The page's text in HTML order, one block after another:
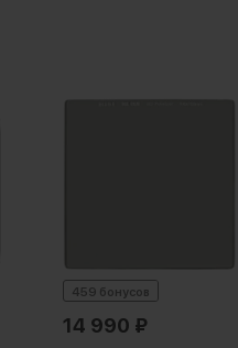
459 бонусов
14 990 ₽